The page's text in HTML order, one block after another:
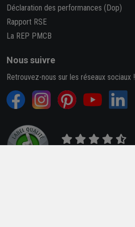
Déclaration des performances (Dop)
Rapport RSE
La REP PMCB
Nous suivre
Retrouvez-nous sur les réseaux sociaux !